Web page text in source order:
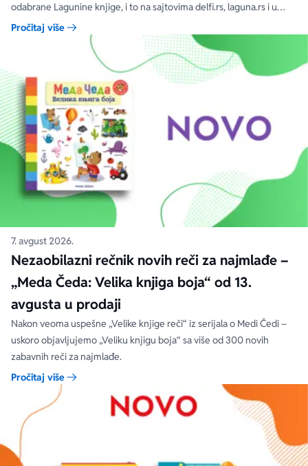
odabrane Lagunine knjige, i to na sajtovima delfi.rs, laguna.rs i u
svim Delfi knjižarama.
Pročitaj više
7. avgust 2026.
Nezaobilazni rečnik novih reči za najmlađe –
„Meda Čeda: Velika knjiga boja“ od 13.
avgusta u prodaji
Nakon veoma uspešne „Velike knjige reči“ iz serijala o Medi Čedi –
uskoro objavljujemo „Veliku knjigu boja“ sa više od 300 novih
zabavnih reči za najmlađe.
Pročitaj više